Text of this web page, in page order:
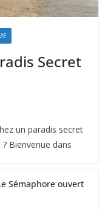
Secret
un paradis secret
Bienvenue dans
Sémaphore ouvert